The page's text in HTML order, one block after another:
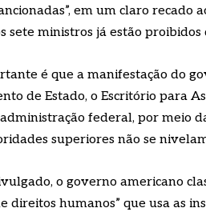
em um claro
sete ministros já estão proibidos
é que a manifestação do
de Estado, o Escritório para
federal, por meio
superiores não se
o governo americano
direitos humanos” que usa as